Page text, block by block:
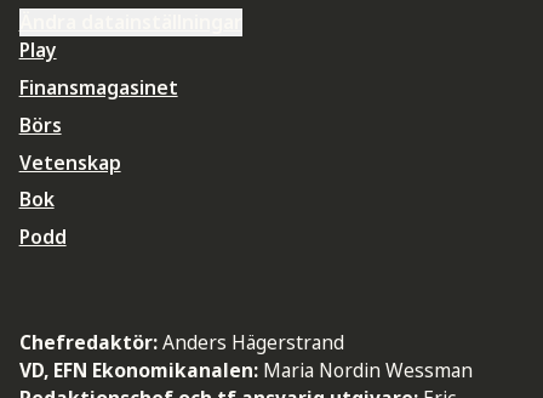
Play
Finansmagasinet
Börs
Vetenskap
Bok
Podd
Chefredaktör:Anders Hägerstrand
VD, EFN Ekonomikanalen: Maria Nordin Wessman